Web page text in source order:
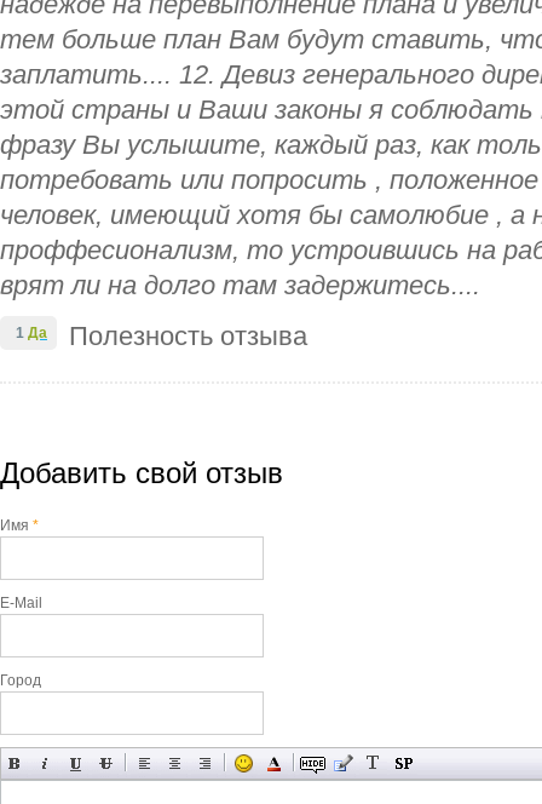
тем больше план Вам будут ставить,
заплатить.... 12. Девиз генерального
этой страны и Ваши законы я соблюдать
фразу Вы услышите, каждый раз, как
потребовать или попросить ,
человек, имеющий хотя бы самолюбие , а
проффесионализм, то устроившись на
врят ли на долго там задержитесь....
Полезность отзыва
1 Да
Добавить свой отзыв
Имя *
E-Mail
Город